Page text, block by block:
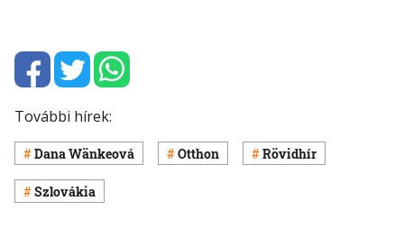
További hírek:
Dana Wänkeová Otthon Rövidhír
Szlovákia